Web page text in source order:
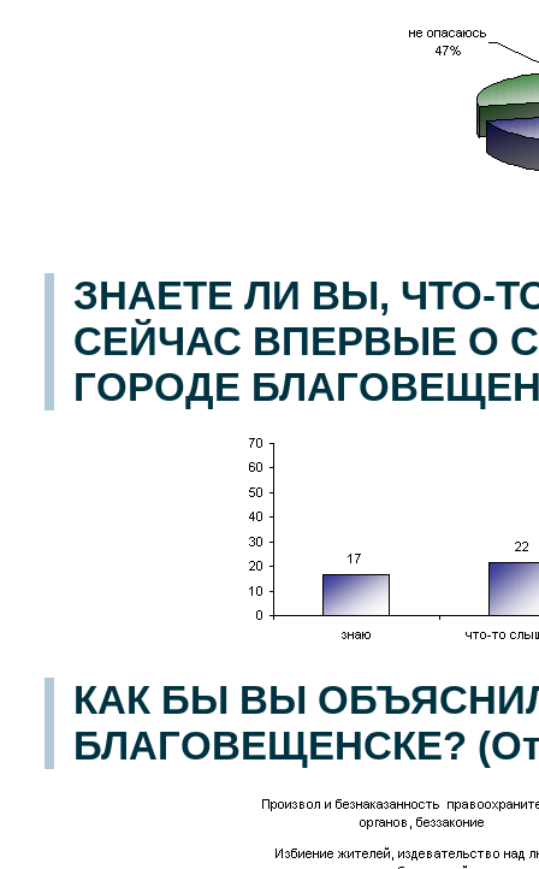
ЗНАЕТЕ ЛИ ВЫ, ЧТО-
СЕЙЧАС ВПЕРВЫЕ О
ГОРОДЕ
КАК БЫ ВЫ
БЛАГОВЕЩЕНСКЕ?